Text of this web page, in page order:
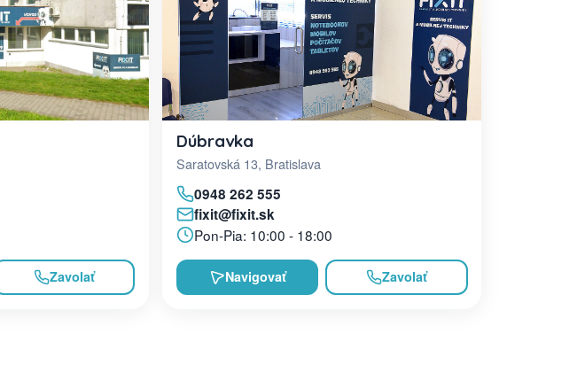
Zavolať
Dúbravka
Saratovská 13, Bratislava
0948 262 555
fixit@fixit.sk
Pon-Pia: 10:00 - 18:00
Navigovať Zavolať